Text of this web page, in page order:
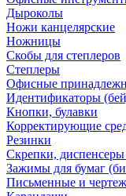
Дыроколы
Ножи канцелярские
Ножницы
Скобы для степлеров
Степлеры
Офисные
Идентификаторы
Кнопки, булавки
Корректирующие
Резинки
Скрепки, диспенсеры
Зажимы для бумаг
Письменные и